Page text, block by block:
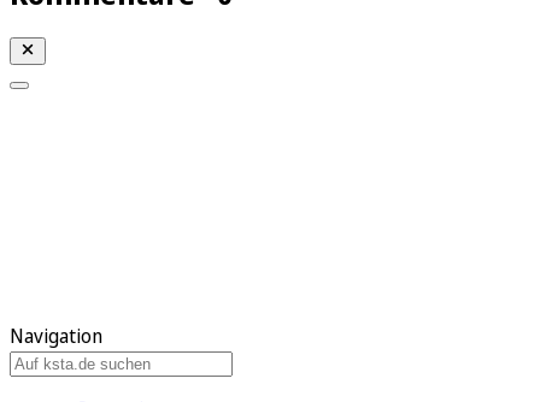
Navigation